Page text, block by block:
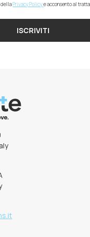
dellaPrivacy Policye acconsento al
ISCRIVITI